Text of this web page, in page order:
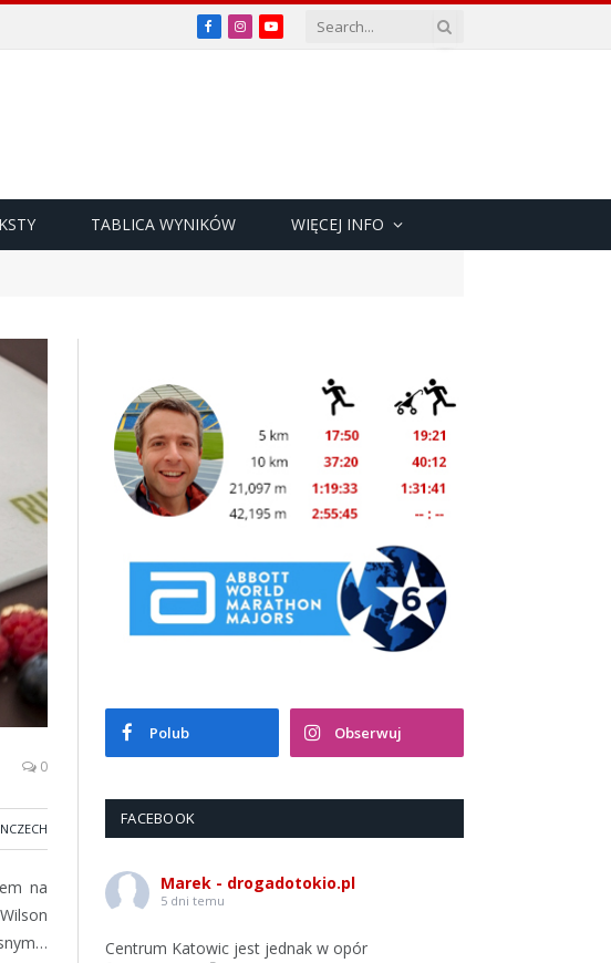
Facebook
InstagramYouTube
TABLICA WYNIKÓW WIĘCEJ INFO
0
na
Polub Obserwuj
FACEBOOK
Marek - drogadotokio.pl
5 dni temu
Centrum Katowic jest jednak w opór